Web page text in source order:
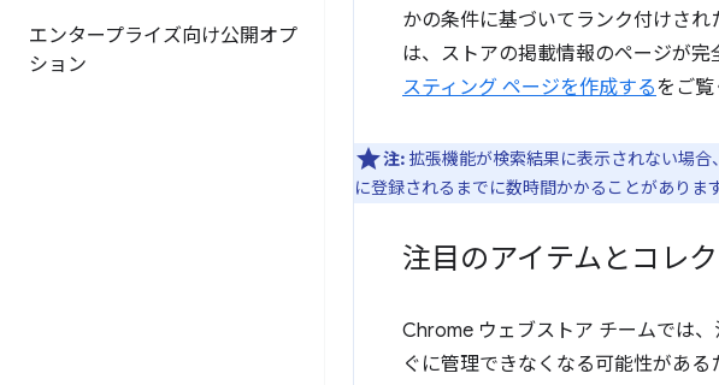
エンタープライズ向け公開オプ
ション
かの条件に基づいてランク付けさ
は、ストアの掲載情報のページが完
スティング ページを作成するをご覧
注: 拡張機能が検索結果に表示されない場
に登録されるまでに数時間かかることがありま
注目のアイテムとコレ
Chrome ウェブストア チームでは
ぐに管理できなくなる可能性があ